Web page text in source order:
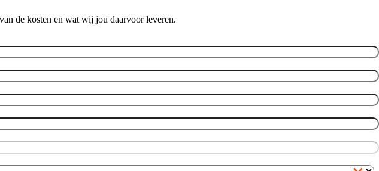
de kosten en wat wij jou daarvoor leveren.